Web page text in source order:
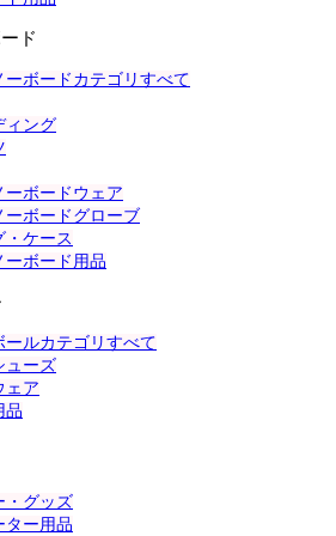
ド
ーボードカテゴリすべて
ィング
ーボードウェア
ーボードグローブ
・ケース
ーボード用品
ールカテゴリすべて
ューズ
ェア
品
・グッズ
ター用品